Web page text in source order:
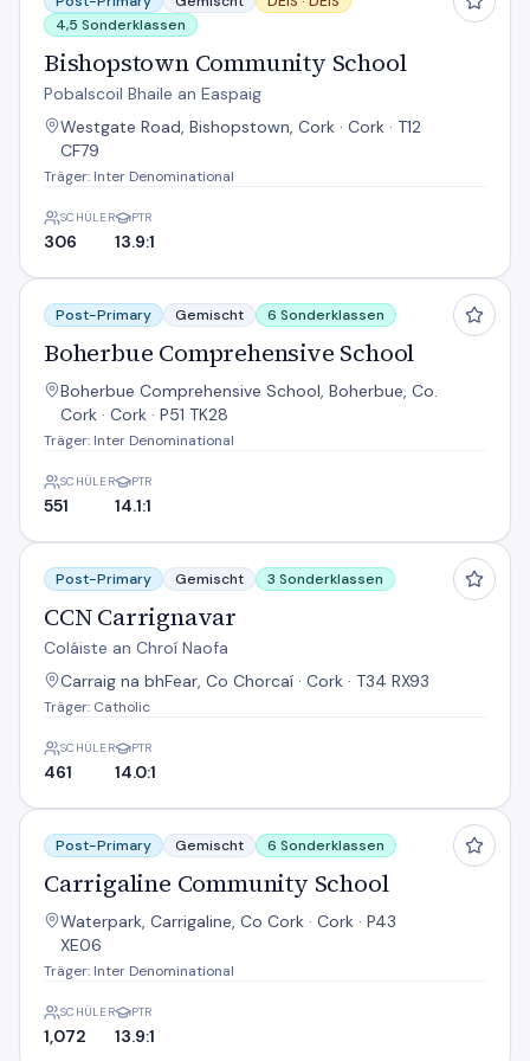
4,5 Sonderklassen
Bishopstown Community School
Pobalscoil Bhaile an Easpaig
Westgate Road, Bishopstown, Cork · Cork · T12
CF79
Träger: Inter Denominational
SCHÜLER
306
PTR
13.9:1
Boherbue Comprehensive School
Post-Primary Gemischt 6 Sonderklassen
Boherbue Comprehensive School
Boherbue Comprehensive School, Boherbue, Co.
Cork · Cork · P51 TK28
Träger: Inter Denominational
SCHÜLER
551
PTR
14.1:1
CCN Carrignavar
Post-Primary Gemischt 3 Sonderklassen
CCN Carrignavar
Coláiste an Chroí Naofa
Carraig na bhFear, Co Chorcaí · Cork · T34 RX93
Träger: Catholic
SCHÜLER
461
PTR
14.0:1
Carrigaline Community School
Post-Primary Gemischt 6 Sonderklassen
Carrigaline Community School
Waterpark, Carrigaline, Co Cork · Cork · P43
XE06
Träger: Inter Denominational
SCHÜLER
1,072
PTR
13.9:1